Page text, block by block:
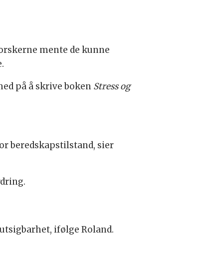
mente de kunne
på å skrive boken Stress og
beredskapstilstand, sier
ifølge Roland.